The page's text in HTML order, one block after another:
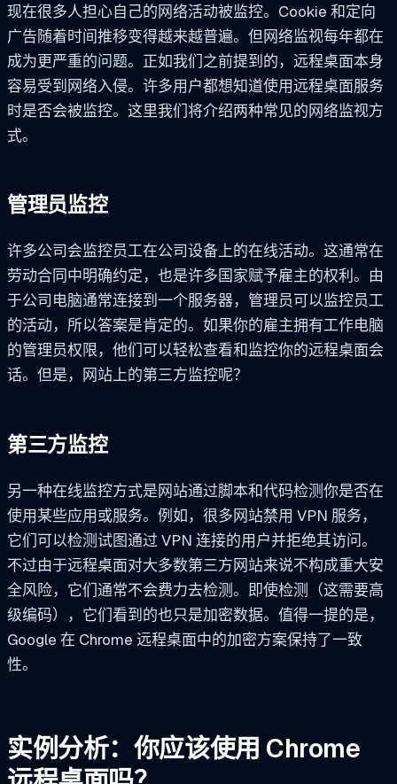
现在很多人担心自己的网络活动被监控。Cookie 和定向
广告随着时间推移变得越来越普遍。但网络监视每年都在
成为更严重的问题。正如我们之前提到的，远程桌面本身
容易受到网络入侵。许多用户都想知道使用远程桌面服务
时是否会被监控。这里我们将介绍两种常见的网络监视方
式。
管理员监控
许多公司会监控员工在公司设备上的在线活动。这通常在
劳动合同中明确约定，也是许多国家赋予雇主的权利。由
于公司电脑通常连接到一个服务器，管理员可以监控员工
的活动，所以答案是肯定的。如果你的雇主拥有工作电脑
的管理员权限，他们可以轻松查看和监控你的远程桌面会
话。但是，网站上的第三方监控呢？
第三方监控
另一种在线监控方式是网站通过脚本和代码检测你是否在
使用某些应用或服务。例如，很多网站禁用 VPN 服务，
它们可以检测试图通过 VPN 连接的用户并拒绝其访问。
不过由于远程桌面对大多数第三方网站来说不构成重大安
全风险，它们通常不会费力去检测。即使检测（这需要高
级编码），它们看到的也只是加密数据。值得一提的是，
Google 在 Chrome 远程桌面中的加密方案保持了一致
性。
实例分析：你应该使用 Chrome